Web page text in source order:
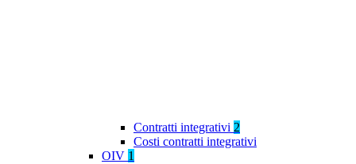
Contratti integrativi 2
Costi contratti integrativi
OIV 1